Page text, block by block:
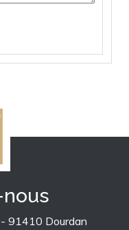
91410 Dourdan